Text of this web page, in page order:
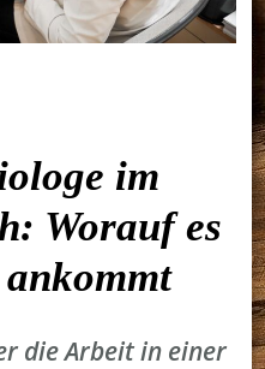
im
Worauf es
die Arbeit in einer